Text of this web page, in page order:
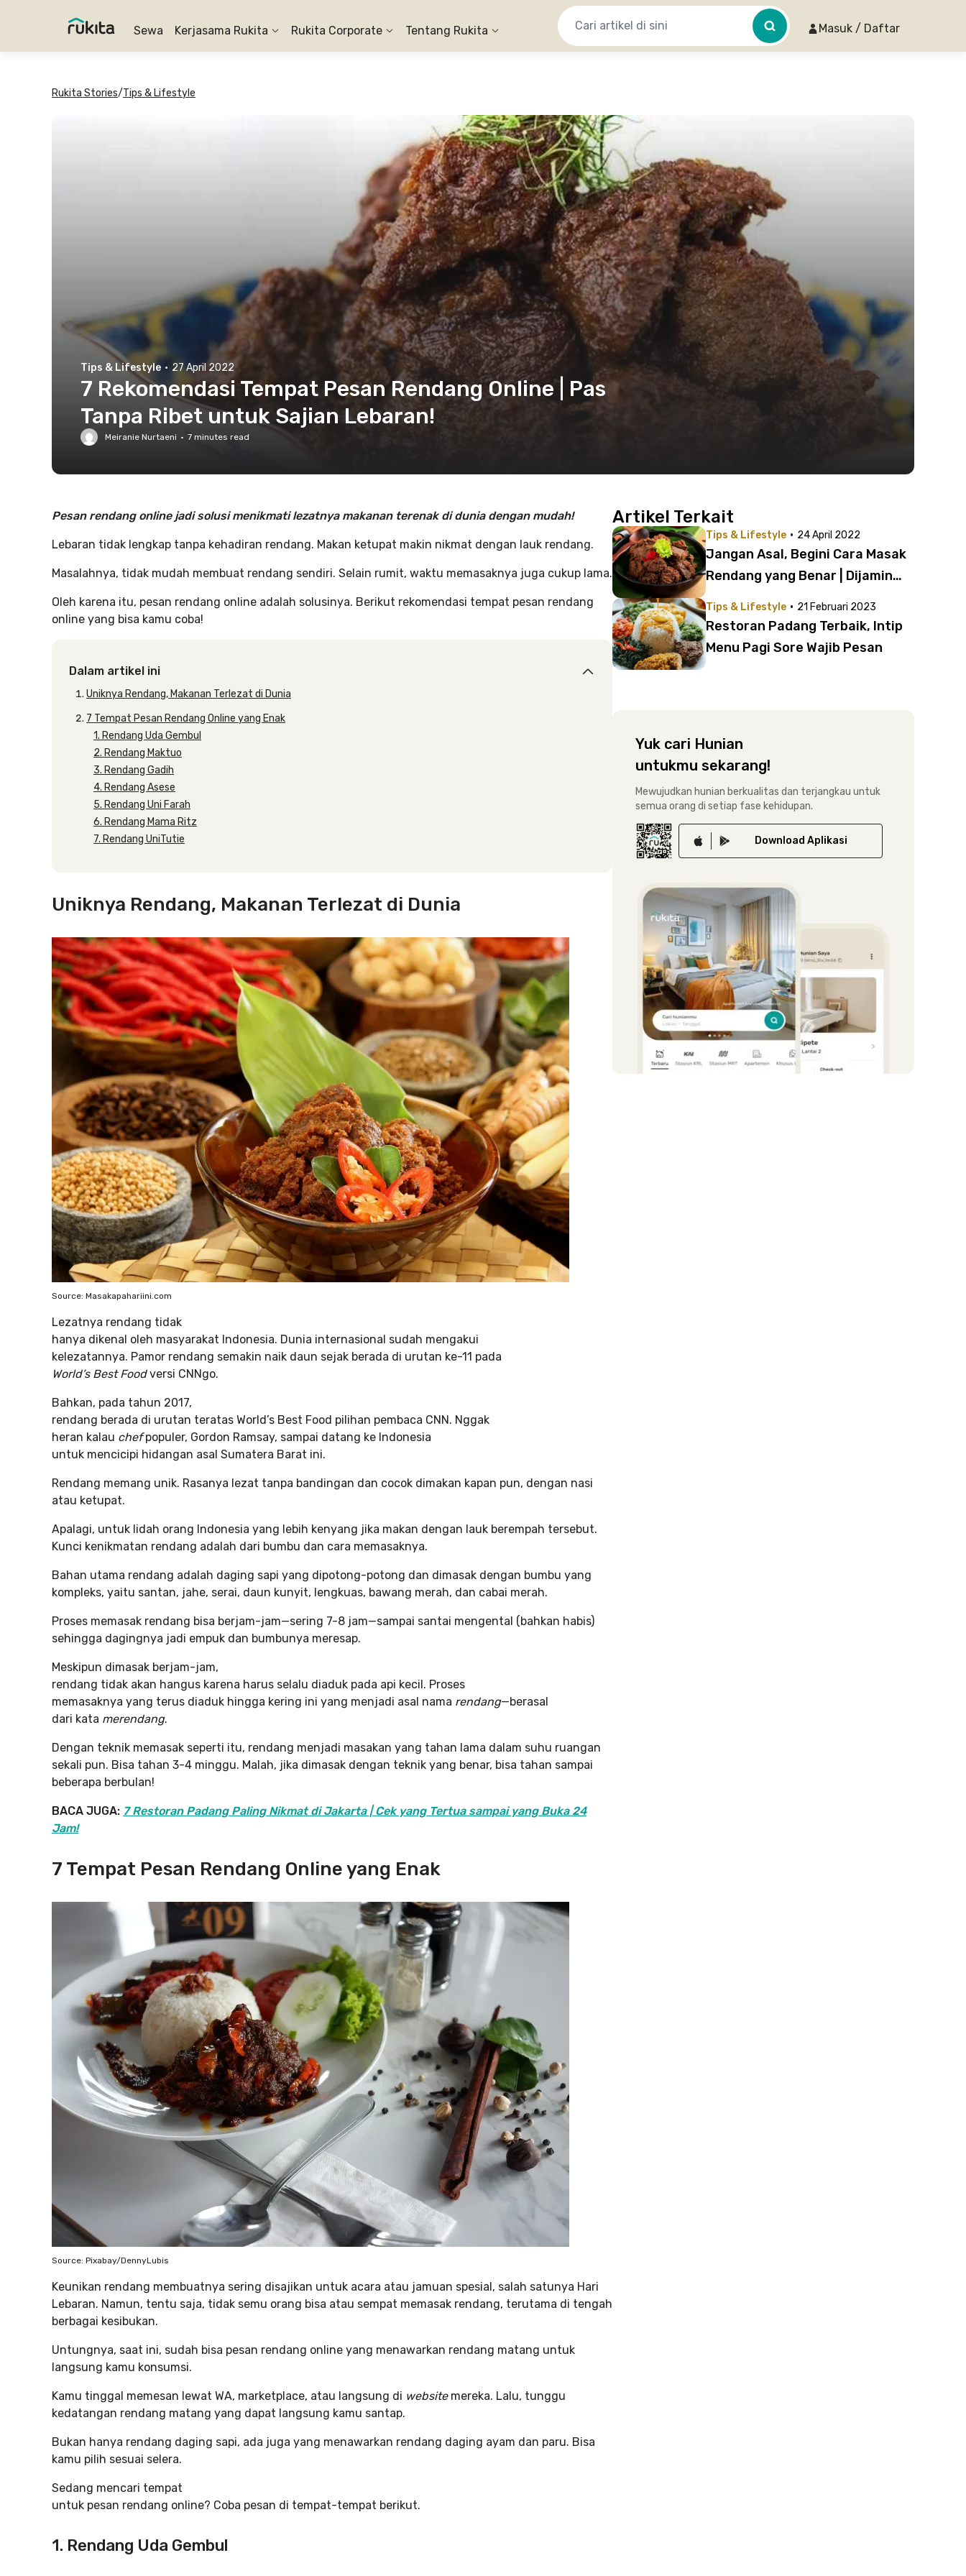
Sewa Kerjasama Rukita Rukita Corporate Tentang Rukita Masuk / Daftar
Rukita Stories/Tips & Lifestyle
Tips & Lifestyle · 27 April 2022
7 Rekomendasi Tempat Pesan Rendang Online | Pas
Tanpa Ribet untuk Sajian Lebaran!
Meiranie Nurtaeni · 7 minutes read
Pesan rendang online jadi solusi menikmati lezatnya makanan terenak di dunia dengan mudah!
Lebaran tidak lengkap tanpa kehadiran rendang. Makan ketupat makin nikmat dengan lauk rendang.
Masalahnya, tidak mudah membuat rendang sendiri. Selain rumit, waktu memasaknya juga cukup lama.
Oleh karena itu, pesan rendang online adalah solusinya. Berikut rekomendasi tempat pesan rendang
online yang bisa kamu coba!
Dalam artikel ini
Uniknya Rendang, Makanan Terlezat di Dunia
7 Tempat Pesan Rendang Online yang Enak
1. Rendang Uda Gembul
2. Rendang Maktuo
3. Rendang Gadih
4. Rendang Asese
5. Rendang Uni Farah
6. Rendang Mama Ritz
7. Rendang UniTutie
Uniknya Rendang, Makanan Terlezat di Dunia
Source: Masakapahariini.com
Lezatnya rendang tidak
hanya dikenal oleh masyarakat Indonesia. Dunia internasional sudah mengakui
kelezatannya. Pamor rendang semakin naik daun sejak berada di urutan ke-11 pada
World’s Best Foodversi CNNgo.
Bahkan, pada tahun 2017,
rendang berada di urutan teratas World’s Best Food pilihan pembaca CNN. Nggak
heran kalau chefpopuler, Gordon Ramsay, sampai datang ke Indonesia
untuk mencicipi hidangan asal Sumatera Barat ini.
Rendang memang unik. Rasanya lezat tanpa bandingan dan cocok dimakan kapan pun, dengan nasi
atau ketupat.
Apalagi, untuk lidah orang Indonesia yang lebih kenyang jika makan dengan lauk berempah tersebut.
Kunci kenikmatan rendang adalah dari bumbu dan cara memasaknya.
Bahan utama rendang adalah daging sapi yang dipotong-potong dan dimasak dengan bumbu yang
kompleks, yaitu santan, jahe, serai, daun kunyit, lengkuas, bawang merah, dan cabai merah.
Proses memasak rendang bisa berjam-jam—sering 7-8 jam—sampai santai mengental (bahkan habis)
sehingga dagingnya jadi empuk dan bumbunya meresap.
Meskipun dimasak berjam-jam,
rendang tidak akan hangus karena harus selalu diaduk pada api kecil. Proses
memasaknya yang terus diaduk hingga kering ini yang menjadi asal nama rendang—berasal
dari kata merendang.
Dengan teknik memasak seperti itu, rendang menjadi masakan yang tahan lama dalam suhu ruangan
sekali pun. Bisa tahan 3-4 minggu. Malah, jika dimasak dengan teknik yang benar, bisa tahan sampai
beberapa berbulan!
BACA JUGA: 7 Restoran Padang Paling Nikmat di Jakarta | Cek yang Tertua sampai yang Buka 24
Jam!
7 Tempat Pesan Rendang Online yang Enak
Source: Pixabay/DennyLubis
Keunikan rendang membuatnya sering disajikan untuk acara atau jamuan spesial, salah satunya Hari
Lebaran. Namun, tentu saja, tidak semu orang bisa atau sempat memasak rendang, terutama di tengah
berbagai kesibukan.
Untungnya, saat ini, sudah bisa pesan rendang online yang menawarkan rendang matang untuk
langsung kamu konsumsi.
Kamu tinggal memesan lewat WA, marketplace, atau langsung di websitemereka. Lalu, tunggu
kedatangan rendang matang yang dapat langsung kamu santap.
Bukan hanya rendang daging sapi, ada juga yang menawarkan rendang daging ayam dan paru. Bisa
kamu pilih sesuai selera.
Sedang mencari tempat
untuk pesan rendang online? Coba pesan di tempat-tempat berikut.
1. Rendang Uda Gembul
Artikel Terkait
Tips & Lifestyle · 24 April 2022
Jangan Asal, Begini Cara Masak
Rendang yang Benar | Dijamin
Tips & Lifestyle · 21 Februari 2023
Restoran Padang Terbaik, Intip
Menu Pagi Sore Wajib Pesan
Yuk cari Hunian
untukmu sekarang!
Mewujudkan hunian berkualitas dan terjangkau untuk
semua orang di setiap fase kehidupan.
Download Aplikasi